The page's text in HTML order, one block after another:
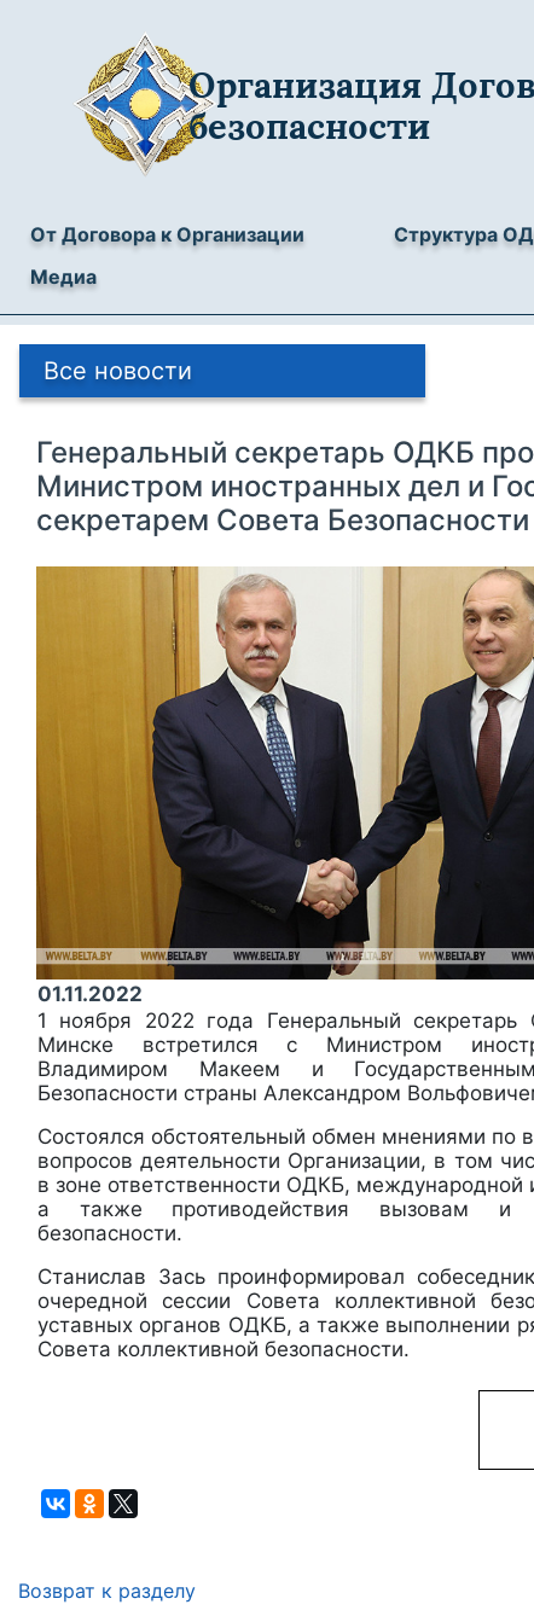
Организация
безопасности
От Договора к Организации Структура
Медиа
Все новости
Генеральный секретарь ОДКБ
Министром иностранных дел и
секретарем Совета
01.11.2022
1 ноября 2022 года Генеральный
Минске встретился с Министром
Владимиром Макеем и
Безопасности страны Александром
Состоялся обстоятельный обмен мнениями по
вопросов деятельности Организации, в том
в зоне ответственности ОДКБ, международной
а также противодействия вызовам и
безопасности.
Станислав Зась проинформировал
очередной сессии Совета коллективной
уставных органов ОДКБ, а также выполнении
Совета коллективной безопасности.
Возврат к разделу